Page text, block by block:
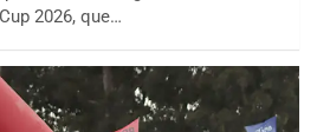
2026, que…